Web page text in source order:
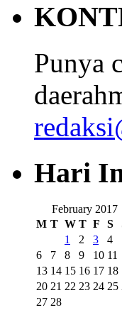
Punya
Hari
February 2017
M T W T F S
1 2 3 4
6
7 8 9 10 11
13 14 15 16 17 18
20 21 22 23 24 25
27 28